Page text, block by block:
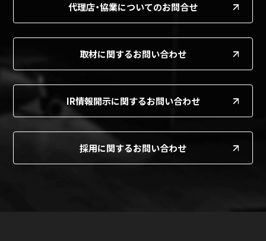
代理店・協業についてのお問合せ
取材に関するお問い合わせ
IR情報開示に関するお問い合わせ
採用に関するお問い合わせ